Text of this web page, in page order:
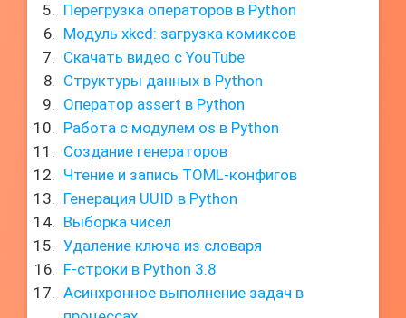
Перегрузка операторов в Python
Модуль xkcd: загрузка комиксов
Скачать видео с YouTube
Структуры данных в Python
Оператор assert в Python
Работа с модулем os в Python
Создание генераторов
Чтение и запись TOML-конфигов
Генерация UUID в Python
Выборка чисел
Удаление ключа из словаря
F-строки в Python 3.8
Асинхронное выполнение задач в